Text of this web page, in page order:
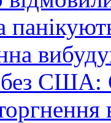
без США: